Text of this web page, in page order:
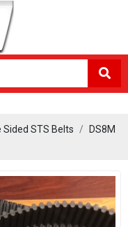
Sided STS Belts
DS8M